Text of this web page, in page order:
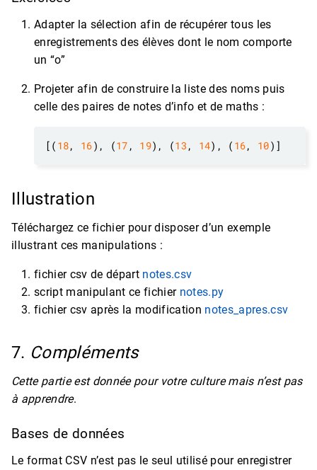
Adapter la sélection afin de récupérer tous les
enregistrements des élèves dont le nom comporte
un “o”
Projeter afin de construire la liste des noms puis
celle des paires de notes d’info et de maths :
[( 18, 16), (17 , 19), (13 , 14), ( 16, 10
Illustration
Téléchargez ce fichier pour disposer d’un exemple
illustrant ces manipulations :
fichier csv de départ notes.csv
script manipulant ce fichier notes.py
fichier csv après la modification notes_apres.csv
7. Compléments
Cette partie est donnée pour votre culture mais n’est pas
à apprendre.
Bases de données
Le format CSV n’est pas le seul utilisé pour enregistrer